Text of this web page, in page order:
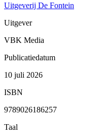
Uitgeverij De Fontein
Uitgever
VBK Media
Publicatiedatum
10 juli 2026
ISBN
9789026186257
Taal